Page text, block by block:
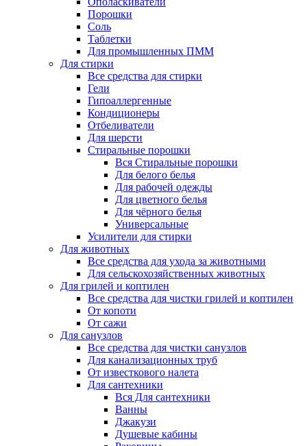
Порошки
Соль
Таблетки
Для промышленных ПММ
Для стирки
Все средства для стирки
Гели
Гипоаллергенные
Кондиционеры
Отбеливатели
Для шерсти
Стиральные порошки
Вся Стиральные порошки
Для белого белья
Для рабочей одежды
Для цветного белья
Для чёрного белья
Универсальные
Усилители для стирки
Для животных
Все средства для ухода за животными
Для сельскохозяйственных животных
Для грилей и коптилен
Все средства для чистки грилей и коптилен
От копоти
От сажи
Для санузлов
Все средства для чистки санузлов
Для канализационных труб
От известкового налета
Для сантехники
Вся Для сантехники
Ванны
Джакузи
Душевые кабины